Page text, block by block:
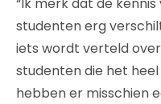
studenten erg
iets wordt verteld
studenten die het
hebben er misschien